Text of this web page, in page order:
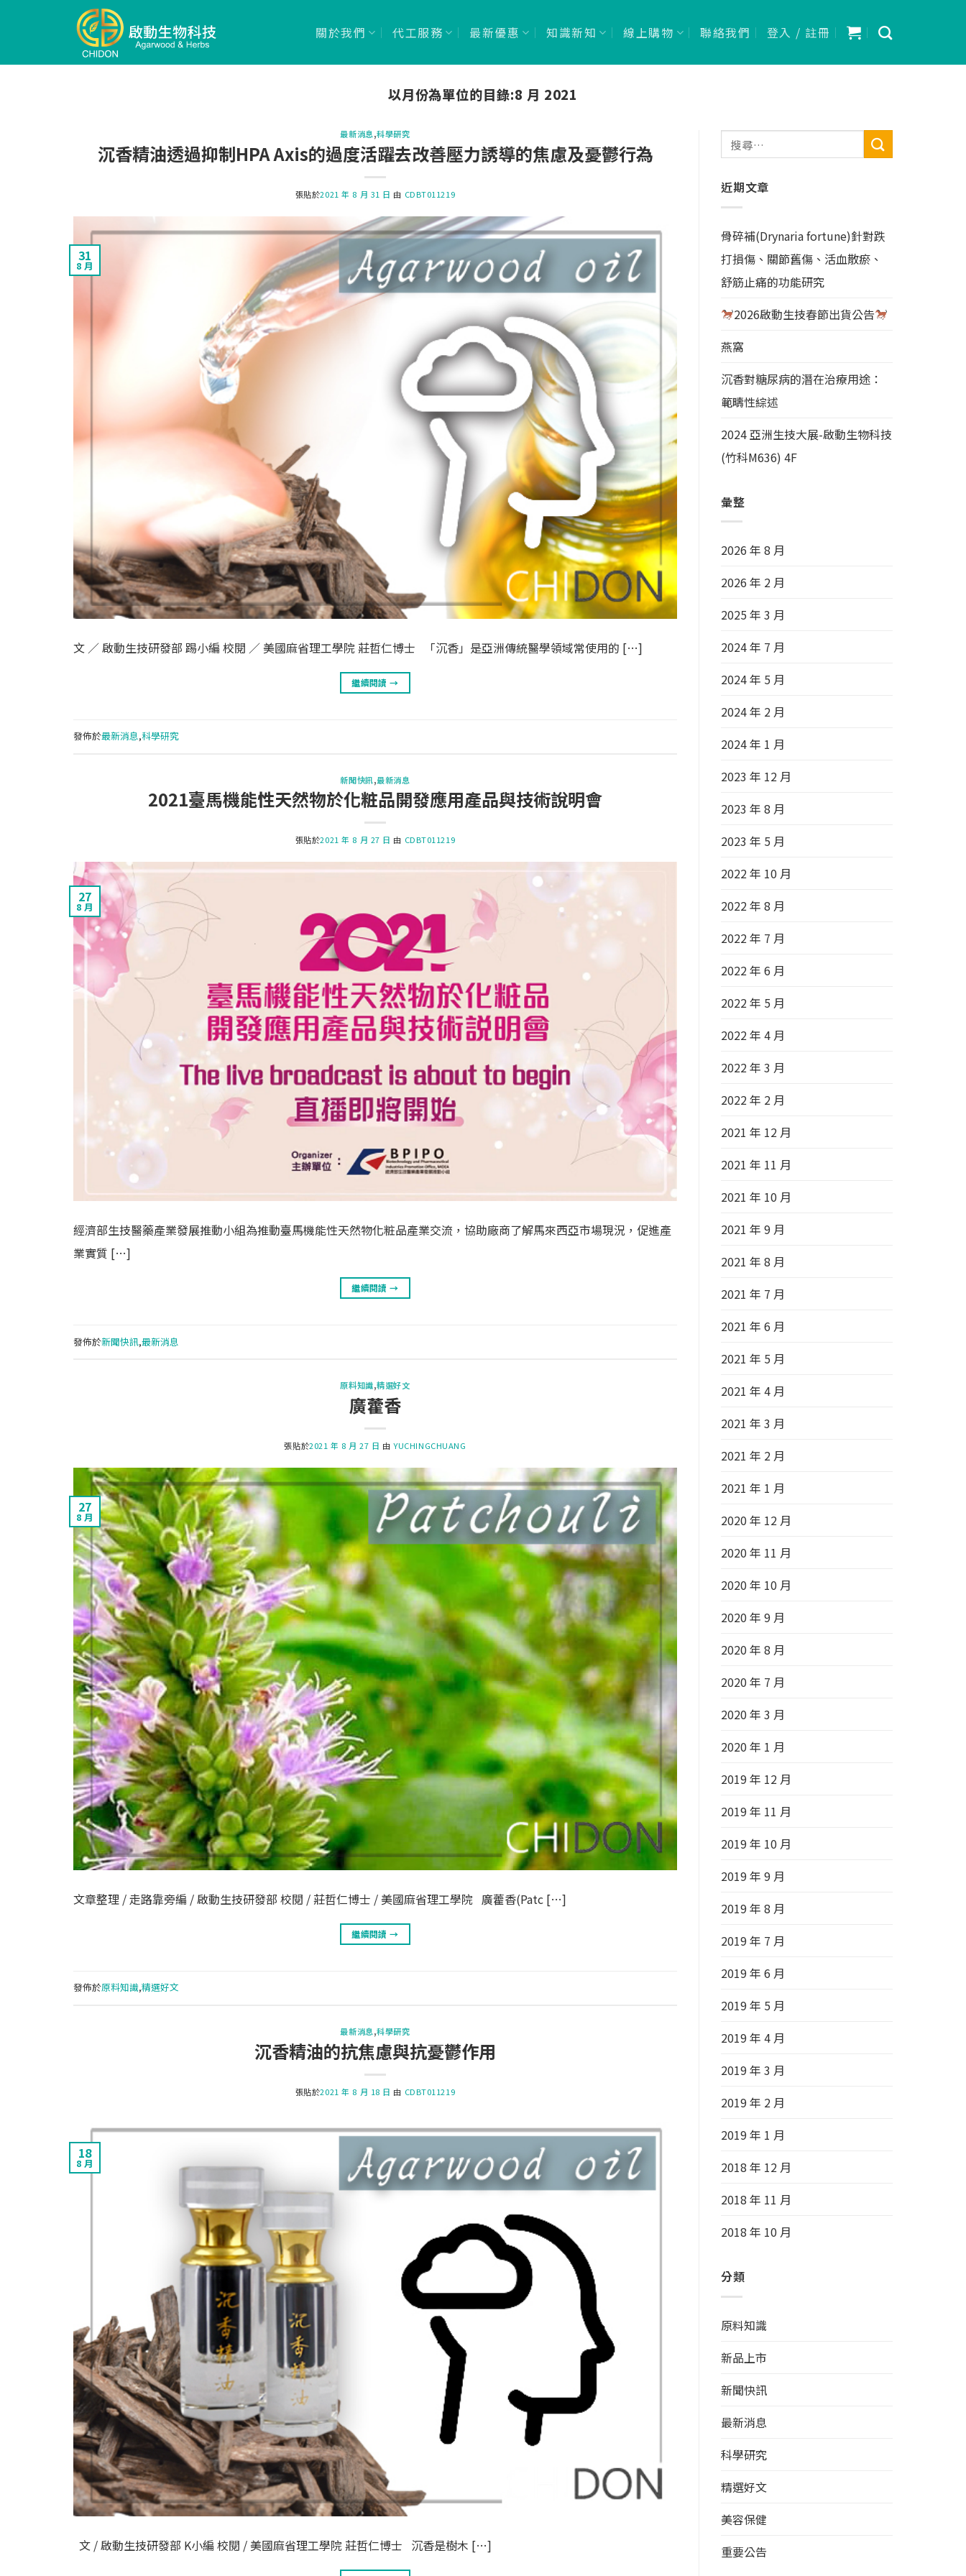
關於我們 代工服務 最新優惠 知識新知 線上購物 聯絡我們 登入 / 註冊
以月份為單位的目錄:8 月 2021
最新消息,科學研究
沉香精油透過抑制HPA Axis的過度活躍去改善壓力誘導的焦慮及憂鬱行為
張貼於2021 年 8 月 31 日 由 CDBT011219
31
8 月
文 ∕ 啟動生技研發部 踢小編 校閱 ∕ 美國麻省理工學院 莊哲仁博士 「沉香」是亞洲傳統醫學領域常使用的 […]
繼續閱讀→
發佈於最新消息,科學研究
新聞快訊,最新消息
2021臺馬機能性天然物於化粧品開發應用產品與技術說明會
張貼於2021 年 8 月 27 日 由 CDBT011219
27
8 月
經濟部生技醫藥產業發展推動小組為推動臺馬機能性天然物化粧品產業交流，協助廠商了解馬來西亞市場現況，促進產
業實質 […]
繼續閱讀→
發佈於新聞快訊,最新消息
原料知識,精選好文
廣藿香
張貼於2021 年 8 月 27 日 由YUCHINGCHUANG
27
8 月
文章整理 / 走路靠旁編 / 啟動生技研發部 校閱 / 莊哲仁博士 / 美國麻省理工學院 廣藿香(Patc […]
繼續閱讀→
發佈於原料知識,精選好文
最新消息,科學研究
沉香精油的抗焦慮與抗憂鬱作用
張貼於2021 年 8 月 18 日 由 CDBT011219
18
8 月
文 / 啟動生技研發部 K小編 校閱 / 美國麻省理工學院 莊哲仁博士 沉香是樹木 […]
近期文章
骨碎補(Drynaria fortune)針對跌
打損傷、關節舊傷、活血散瘀、
舒筋止痛的功能研究
2026啟動生技春節出貨公告
燕窩
沉香對糖尿病的潛在治療用途：
範疇性綜述
2024 亞洲生技大展-啟動生物科技
(竹科M636) 4F
彙整
2026 年 8 月
2026 年 2 月
2025 年 3 月
2024 年 7 月
2024 年 5 月
2024 年 2 月
2024 年 1 月
2023 年 12 月
2023 年 8 月
2023 年 5 月
2022 年 10 月
2022 年 8 月
2022 年 7 月
2022 年 6 月
2022 年 5 月
2022 年 4 月
2022 年 3 月
2022 年 2 月
2021 年 12 月
2021 年 11 月
2021 年 10 月
2021 年 9 月
2021 年 8 月
2021 年 7 月
2021 年 6 月
2021 年 5 月
2021 年 4 月
2021 年 3 月
2021 年 2 月
2021 年 1 月
2020 年 12 月
2020 年 11 月
2020 年 10 月
2020 年 9 月
2020 年 8 月
2020 年 7 月
2020 年 3 月
2020 年 1 月
2019 年 12 月
2019 年 11 月
2019 年 10 月
2019 年 9 月
2019 年 8 月
2019 年 7 月
2019 年 6 月
2019 年 5 月
2019 年 4 月
2019 年 3 月
2019 年 2 月
2019 年 1 月
2018 年 12 月
2018 年 11 月
2018 年 10 月
分類
原料知識
新品上市
新聞快訊
最新消息
科學研究
精選好文
美容保健
重要公告